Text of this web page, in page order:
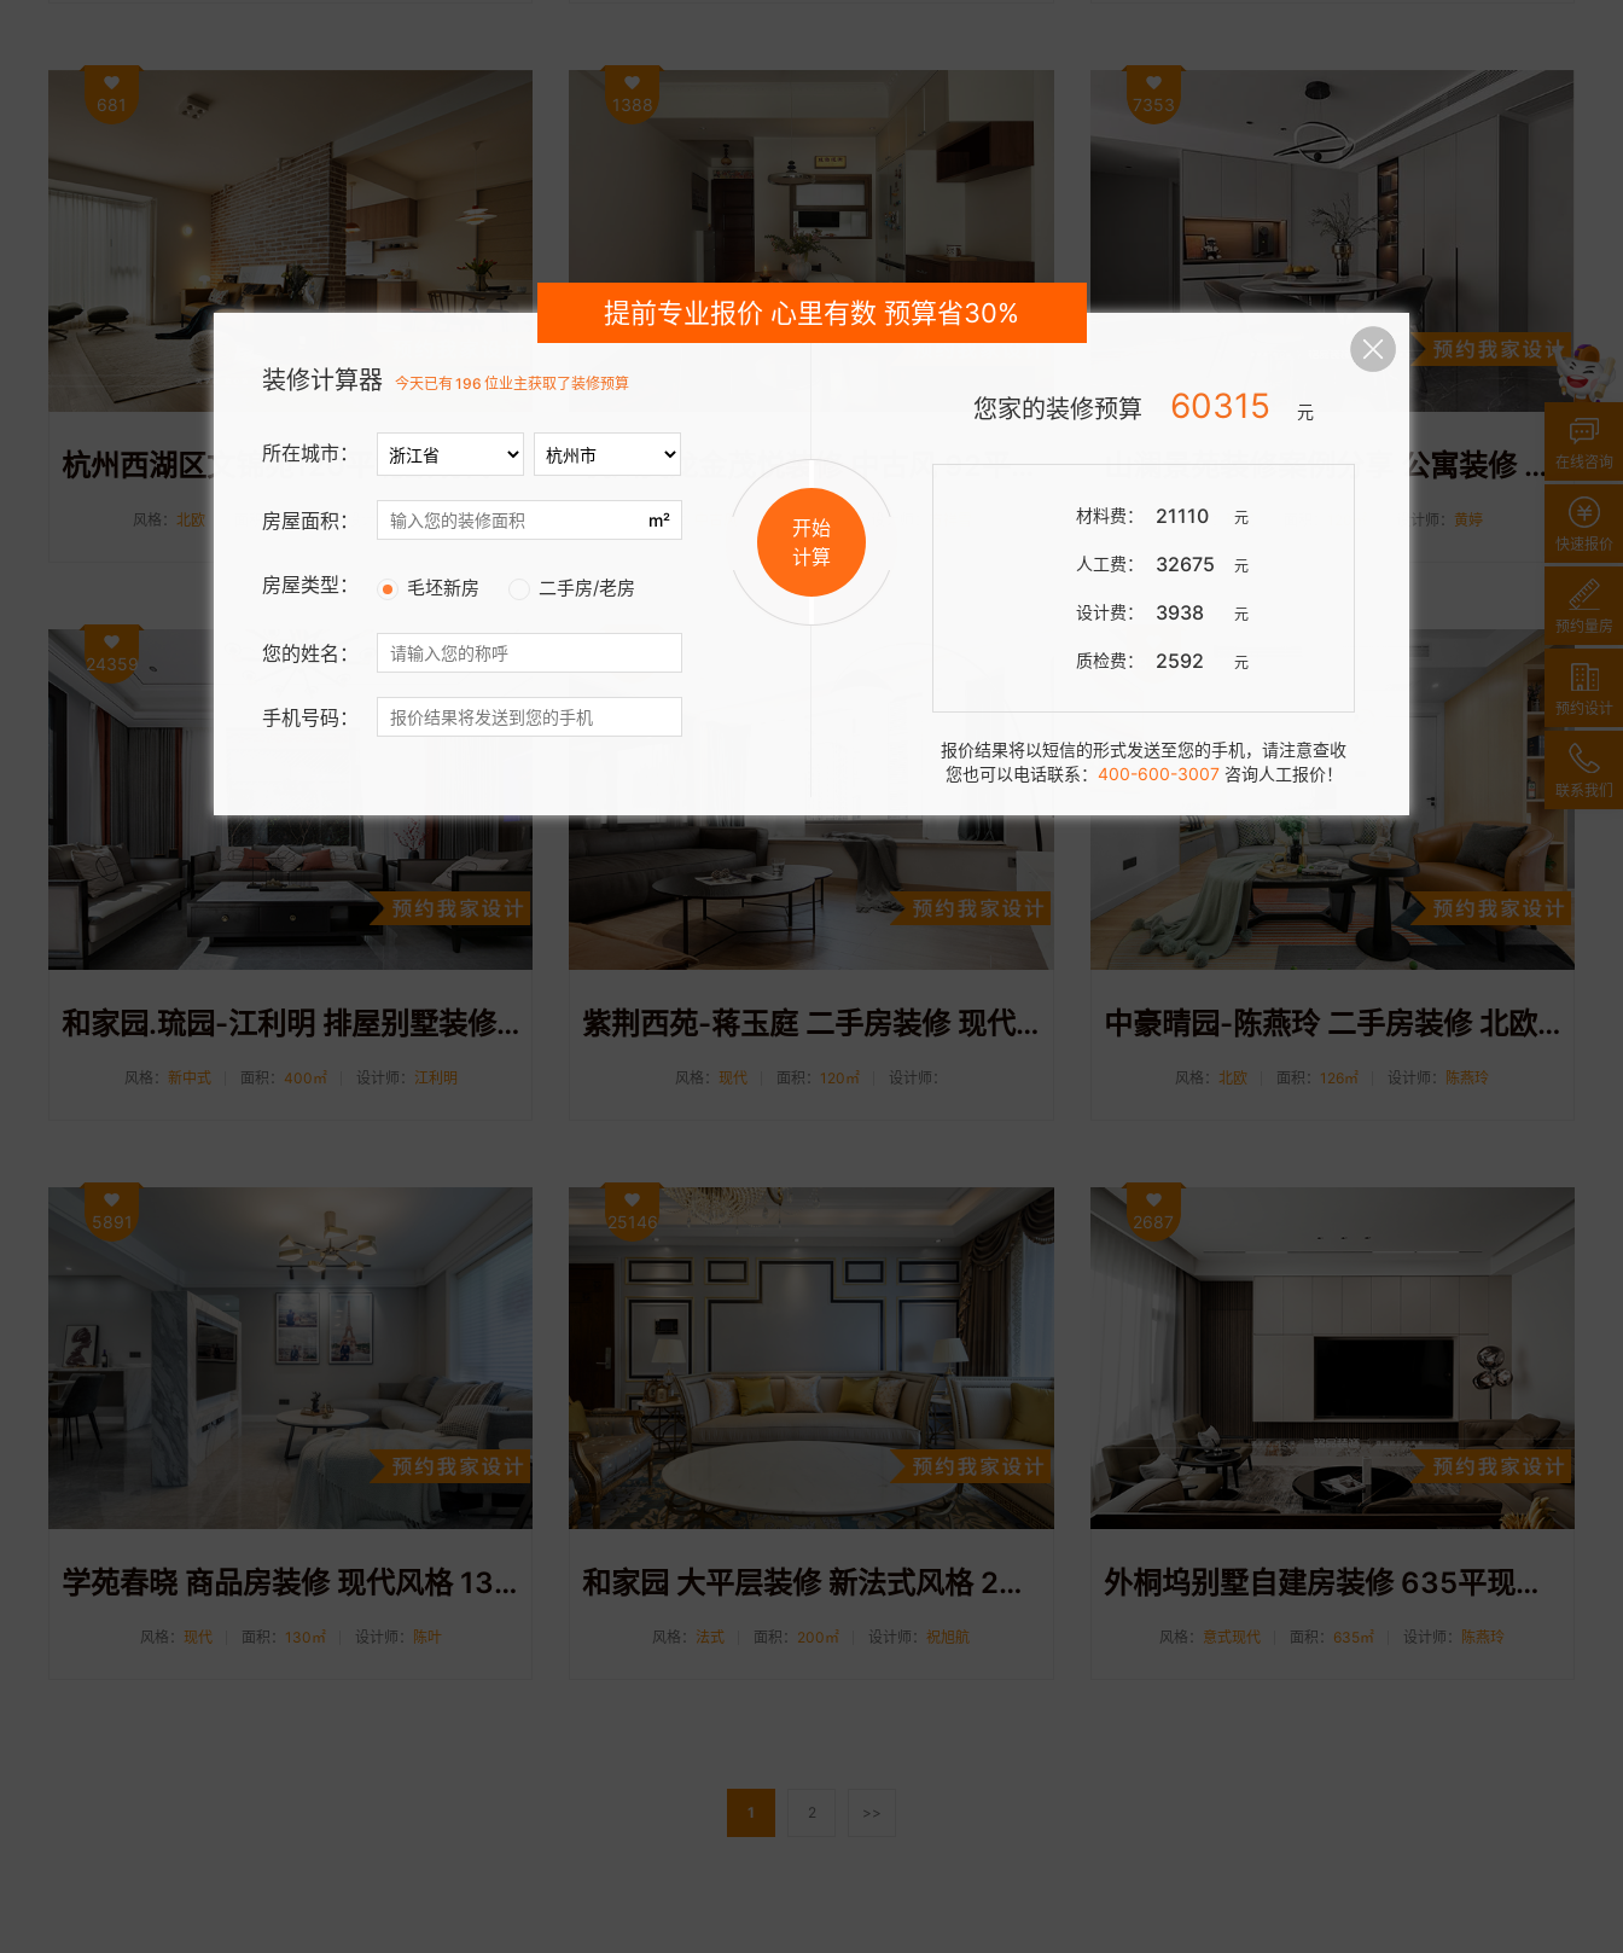
681
杭州西湖区文锦苑120平北欧现代风装修案例分享
风格：北欧 面积：120㎡ 设计师：高晓澄
1388
杭州黄龙金茂悦装修 中古风 92平装修案例分享
风格： 中古风 面积：92㎡ 设计师：
7353
山澜景苑装修案例分享 公寓装修 现代风格 120平
风格： 现代 设计师： 黄婷
24359
和家园.琉园-江利明 排屋别墅装修 新中式风格 400㎡
风格： 新中式 面积： 400㎡ 设计师： 江利明
紫荆西苑-蒋玉庭 二手房装修 现代风格 120平方米
风格： 现代 面积： 120㎡ 设计师：
28591
中豪晴园-陈燕玲 二手房装修 北欧风格 126㎡
风格：北欧 面积： 126㎡ 设计师： 陈燕玲
5891
学苑春晓 商品房装修 现代风格 130方
风格： 现代 面积： 130㎡ 设计师： 陈叶
25146
和家园 大平层装修 新法式风格 200方
风格： 法式 面积： 200㎡ 设计师：祝旭航
2687
外桐坞别墅自建房装修 635平现代意式风格装修案例分享
风格： 意式现代 面积： 635㎡ 设计师： 陈燕玲
1 2 >>
提前专业报价 心里有数 预算省30%
装修计算器 今天已有196 位业主获取了装修预算
所在城市：
房屋面积： m²
房屋类型： 毛坯新房 二手房/老房
您的姓名：
手机号码：
开始
计算
您家的装修预算 83329 元
材料费： 33914 元
人工费： 39833 元
设计费： 8843 元
质检费： 739 元
报价结果将以短信的形式发送至您的手机，请注意查收
您也可以电话联系： 400-600-3007咨询人工报价！
在线咨询
快速报价
预约量房
预约设计
联系我们